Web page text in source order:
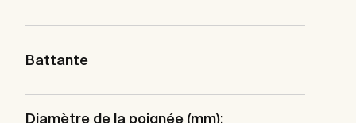
Battante
Diamètre de la poignée (mm):